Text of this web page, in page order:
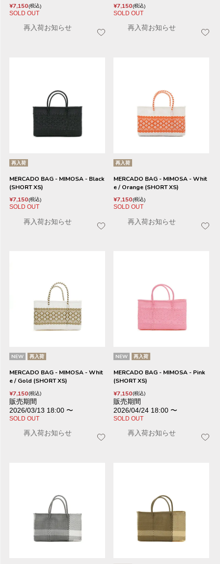
¥7,150 税込
SOLD OUT
再入荷お知らせ
¥7,150 税込
SOLD OUT
再入荷お知らせ
再入荷
MERCADO BAG - MIMOSA - Black
(SHORT XS)
¥7,150 税込
SOLD OUT
再入荷お知らせ
再入荷
MERCADO BAG - MIMOSA - Whit
e / Orange (SHORT XS)
¥7,150 税込
SOLD OUT
再入荷お知らせ
NEW 再入荷
MERCADO BAG - MIMOSA - Whit
e / Gold (SHORT XS)
¥7,150 税込
販売期間
2026/03/13 18:00 〜
SOLD OUT
再入荷お知らせ
NEW 再入荷
MERCADO BAG - MIMOSA - Pink
(SHORT XS)
¥7,150 税込
販売期間
2026/04/24 18:00 〜
SOLD OUT
再入荷お知らせ